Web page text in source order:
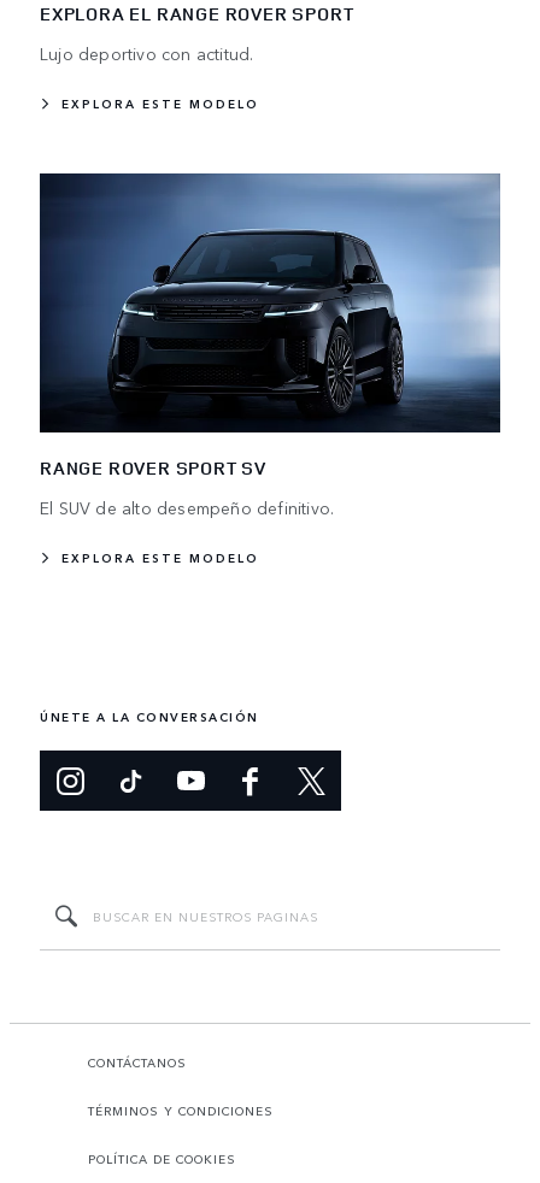
EXPLORA EL RANGE ROVER SPORT
Lujo deportivo con actitud.
EXPLORA ESTE MODELO
RANGE ROVER SPORT SV
El SUV de alto desempeño definitivo.
EXPLORA ESTE MODELO
ÚNETE A LA CONVERSACIÓN
CONTÁCTANOS
TÉRMINOS Y CONDICIONES
POLÍTICA DE COOKIES